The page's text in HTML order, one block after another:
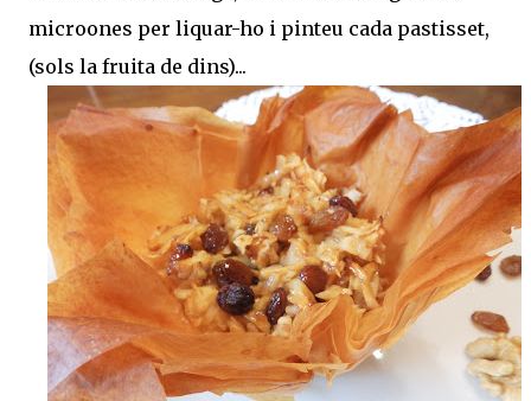
microones per liquar-ho i pinteu cada pastisset,
(sols la fruita de dins)...